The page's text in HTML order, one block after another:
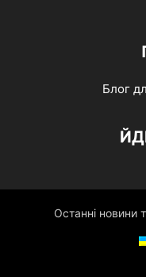
Блог
Останні новини